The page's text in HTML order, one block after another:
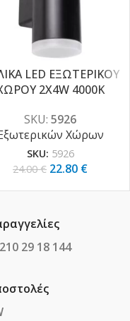
LED ΕΞΩΤΕΡΙΚΟΥ
2X4W 4000K
SKU: 5926
Χώρων
SKU: 5926
24.00€ 22.80 €
210 29 18 144